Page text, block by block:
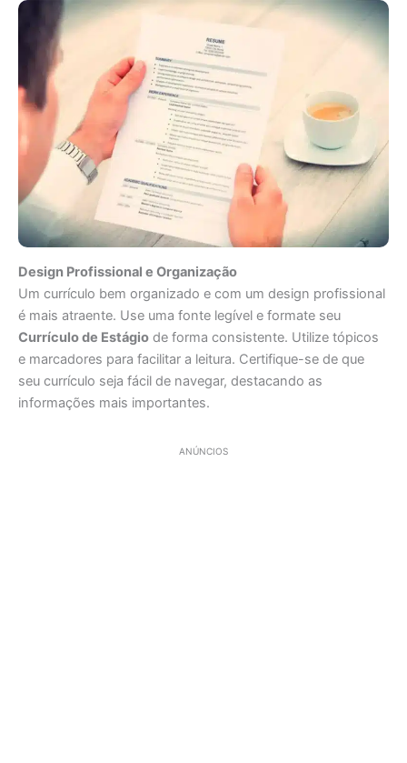
Design Profissional e Organização
Um currículo bem organizado e com um design profissional
é mais atraente. Use uma fonte legível e formate seu
Currículo de Estágio de forma consistente. Utilize tópicos
e marcadores para facilitar a leitura. Certifique-se de que
seu currículo seja fácil de navegar, destacando as
informações mais importantes.
ANÚNCIOS